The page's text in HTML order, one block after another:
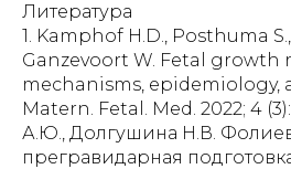
Литература
1. Kamphof H.D., Posthuma
Ganzevoort W. Fetal growth
mechanisms, epidemiology,
Matern. Fetal. Med. 2022; 4
А.Ю., Долгушина Н.В.
прегравидарная